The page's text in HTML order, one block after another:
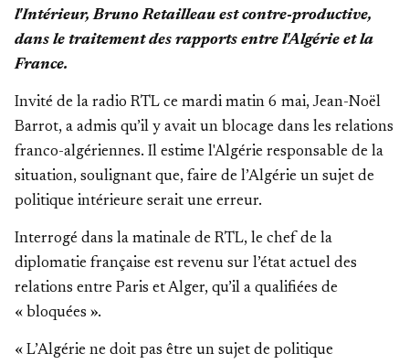
l'Intérieur, Bruno Retailleau est contre-productive,
dans le traitement des rapports entre l'Algérie et la
France.
Invité de la radio RTL ce mardi matin 6 mai, Jean-Noël
Barrot, a admis qu’il y avait un blocage dans les relations
franco-algériennes. Il estime l'Algérie responsable de la
situation, soulignant que, faire de l’Algérie un sujet de
politique intérieure serait une erreur.
Interrogé dans la matinale de RTL, le chef de la
diplomatie française est revenu sur l’état actuel des
relations entre Paris et Alger, qu’il a qualifiées de
« bloquées ».
« L’Algérie ne doit pas être un sujet de politique